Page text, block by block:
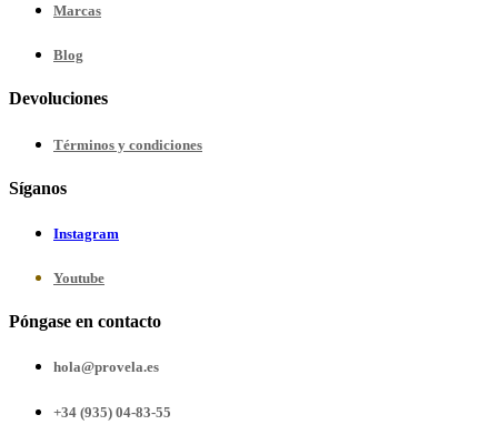
Marcas
Blog
Devoluciones
Términos y condiciones
Síganos
Instagram
Youtube
Póngase en contacto
hola@provela.es
+34 (935) 04-83-55